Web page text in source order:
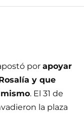
por apoyar
y que
. El 31 de
la plaza